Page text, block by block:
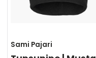
Sami Pajari